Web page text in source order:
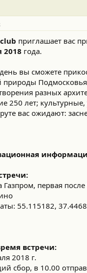
приглашает вас
2018 года.
вы сможете
природы
разных
250 лет;
вас ожидают:
Газпром, первая
55.115182,
встречи:
2018 г.
сбор, в 10.00